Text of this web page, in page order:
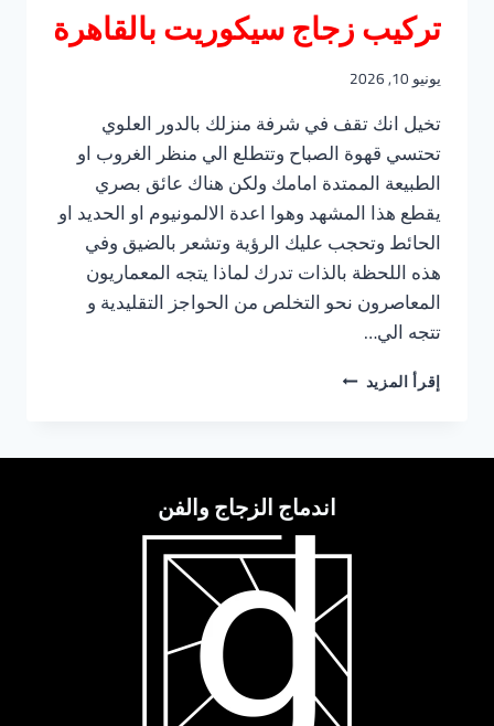
تركيب زجاج سيكوريت بالقاهرة
يونيو 10, 2026
تخيل انك تقف في شرفة منزلك بالدور العلوي
تحتسي قهوة الصباح وتتطلع الي منظر الغروب او
الطبيعة الممتدة امامك ولكن هناك عائق بصري
يقطع هذا المشهد وهوا اعدة الالمونيوم او الحديد او
الحائط وتحجب عليك الرؤية وتشعر بالضيق وفي
هذه اللحظة بالذات تدرك لماذا يتجه المعماريون
المعاصرون نحو التخلص من الحواجز التقليدية و
تتجه الي…
إقرأ المزيد تركيب
اندماج الزجاج والفن